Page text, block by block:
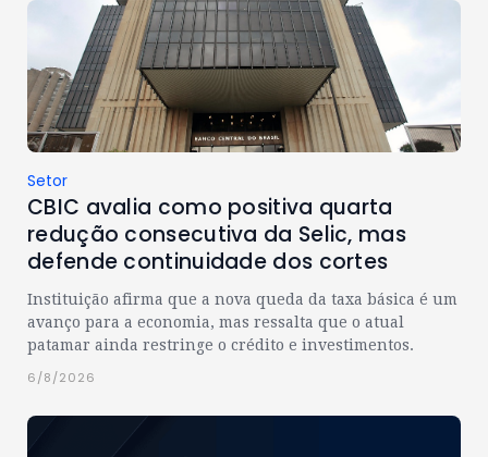
Setor
CBIC avalia como positiva quarta
redução consecutiva da Selic, mas
defende continuidade dos cortes
Instituição afirma que a nova queda da taxa básica é um
avanço para a economia, mas ressalta que o atual
patamar ainda restringe o crédito e investimentos.
6/8/2026